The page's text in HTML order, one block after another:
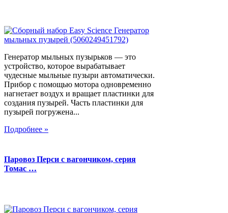
Генератор мыльных пузырьков — это
устройство, которое вырабатывает
чудесные мыльные пузыри автоматически.
Прибор с помощью мотора одновременно
нагнетает воздух и вращает пластинки для
создания пузырей. Часть пластинки для
пузырей погружена...
Подробнее »
Паровоз Перси с вагончиком, серия
Томас …